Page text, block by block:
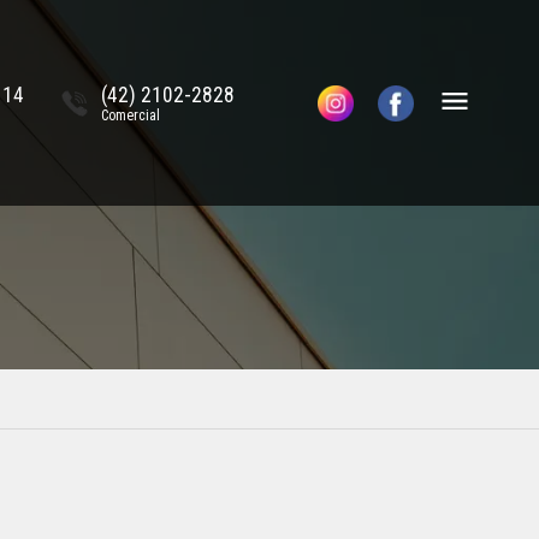
(42) 2102-2828
Comercial